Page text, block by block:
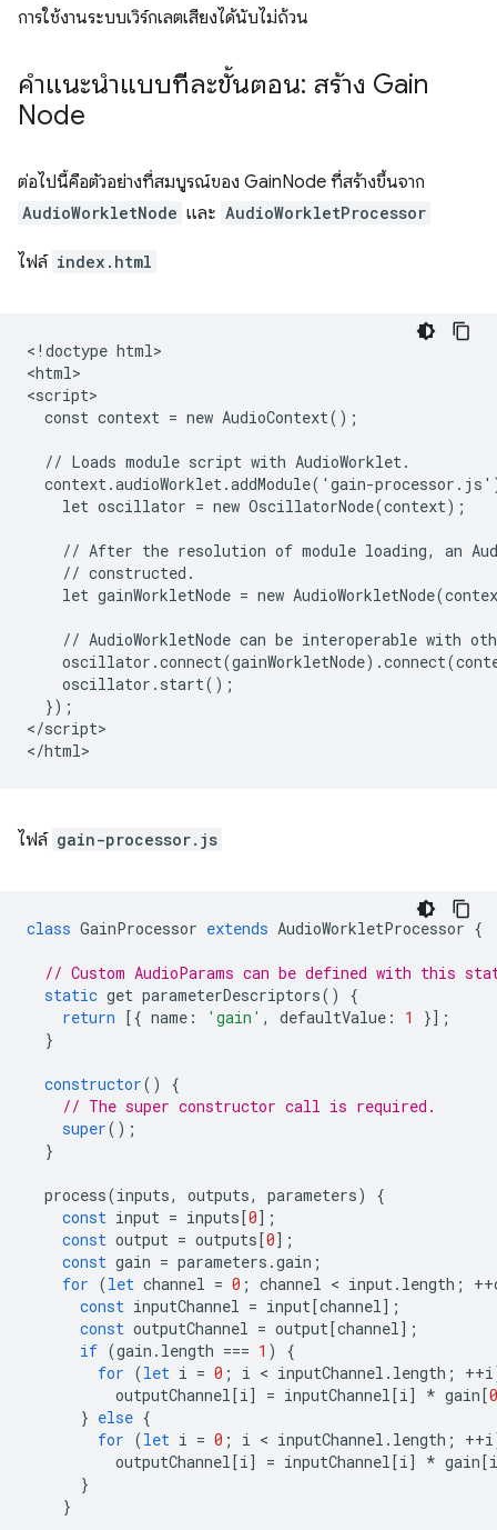
การใช้งานระบบเวิร์กเลตเสียงได้นับไม่ถ้วน
คำแนะนำแบบทีละขั้นตอน: สร้าง Gain
Node
ต่อไปนี้คือตัวอย่างที่สมบูรณ์ของ GainNode ที่สร้างขึ้นจาก
AudioWorkletNode และ AudioWorkletProcessor
ไฟล์ index.html
<!doctype html>
<html>
<script>
  const context = new AudioContext();
  // Loads module script with AudioWorklet.
context.audioWorklet.addModule('gain-
    let oscillator = new OscillatorNode(context);
// After the resolution of module loading, an
    // constructed.
let gainWorkletNode = new
// AudioWorkletNode can be interoperable with
    oscillator.start();
  });
</script>
ไฟล์ gain-processor.js
class GainProcessor extends AudioWorkletProcessor {
// Custom AudioParams can be defined with this
static get parameterDescriptors()
{
return
[{ name : 'gain' , defaultValue : 1
}];
}
constructor()
{
// The super constructor call is required.
super();
}
process(inputs, outputs, parameters)
{
const input = inputs [0];
const output = outputs [0];
const gain = parameters .gain ;
for (let channel = 0 ; channel < input. length ; ++
const inputChannel = input [channel];
const outputChannel = output [channel];
if (gain . length === 1 )
{
for (let i = 0 ; i < inputChannel . length ; ++i
outputChannel [i] = inputChannel [i] * gain [0
} else {
for (let i = 0 ; i < inputChannel . length ; ++i
outputChannel [i] = inputChannel [i] * gain [i
}
}